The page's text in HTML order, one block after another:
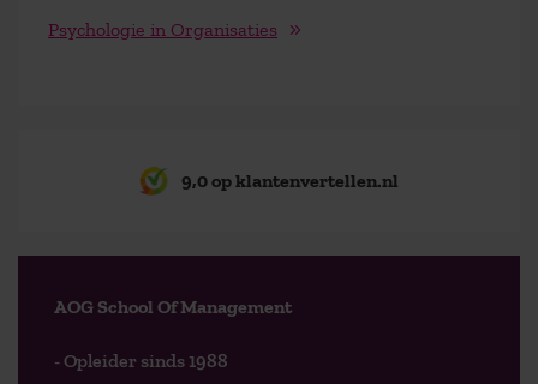
Psychologie in Organisaties
9,0 op klantenvertellen.nl
AOG School Of Management
- Opleider sinds 1988